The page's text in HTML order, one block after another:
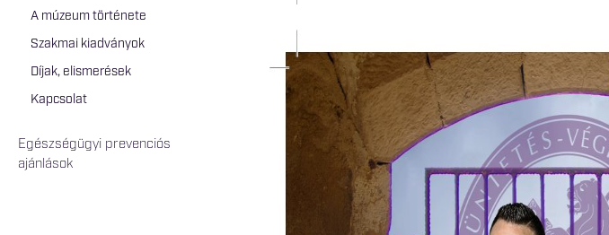
A múzeum története
Szakmai kiadványok
Díjak, elismerések
Kapcsolat
Egészségügyi prevenciós
ajánlások